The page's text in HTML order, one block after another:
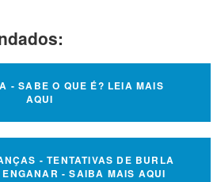
- SABE O QUE É? LEIA MAIS
AQUI
- TENTATIVAS DE BURLA
- SAIBA MAIS AQUI